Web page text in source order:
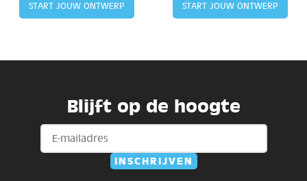
START JOUW ONTWERP START JOUW ONTWERP
Blijft op de hoogte